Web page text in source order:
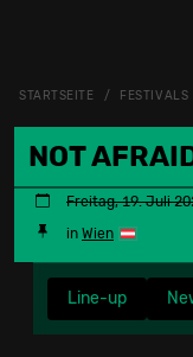
STARTSEITE FESTIVALS
NOT
Freitag, 19. Juli
in Wien
Line-up